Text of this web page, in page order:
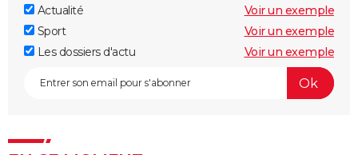
Actualité
Voir un exemple
Sport
Voir un exemple
Les dossiers d'actu
Voir un exemple